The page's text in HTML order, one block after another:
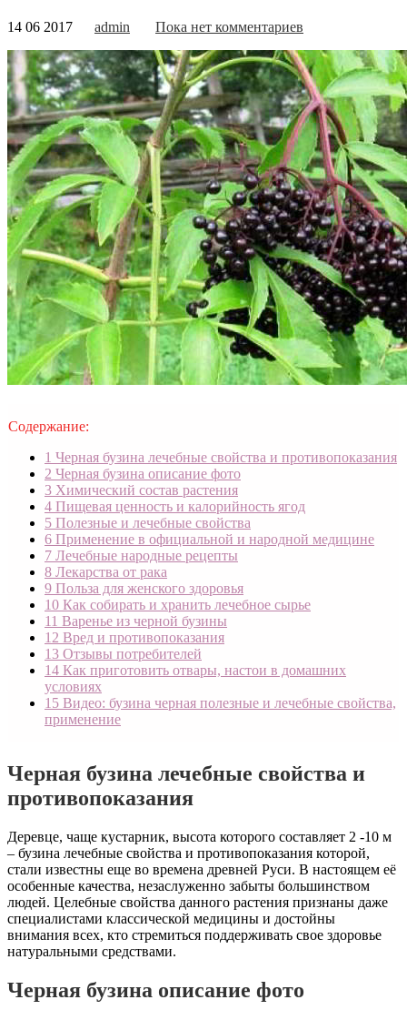
14 06 2017 admin Пока нет комментариев
Содержание:
1 Черная бузина лечебные свойства и противопоказания
2 Черная бузина описание фото
3 Химический состав растения
4 Пищевая ценность и калорийность ягод
5 Полезные и лечебные свойства
6 Применение в официальной и народной медицине
7 Лечебные народные рецепты
8 Лекарства от рака
9 Польза для женского здоровья
10 Как собирать и хранить лечебное сырье
11 Варенье из черной бузины
12 Вред и противопоказания
13 Отзывы потребителей
14 Как приготовить отвары, настои в домашних
условиях
15 Видео: бузина черная полезные и лечебные свойства,
применение
Черная бузина лечебные свойства и
противопоказания
Деревце, чаще кустарник, высота которого составляет 2 -10 м
– бузина лечебные свойства и противопоказания которой,
стали известны еще во времена древней Руси. В настоящем её
особенные качества, незаслуженно забыты большинством
людей. Целебные свойства данного растения признаны даже
специалистами классической медицины и достойны
внимания всех, кто стремиться поддерживать свое здоровье
натуральными средствами.
Черная бузина описание фото